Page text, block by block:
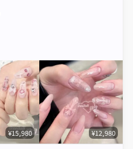
¥15,980 ¥12,980